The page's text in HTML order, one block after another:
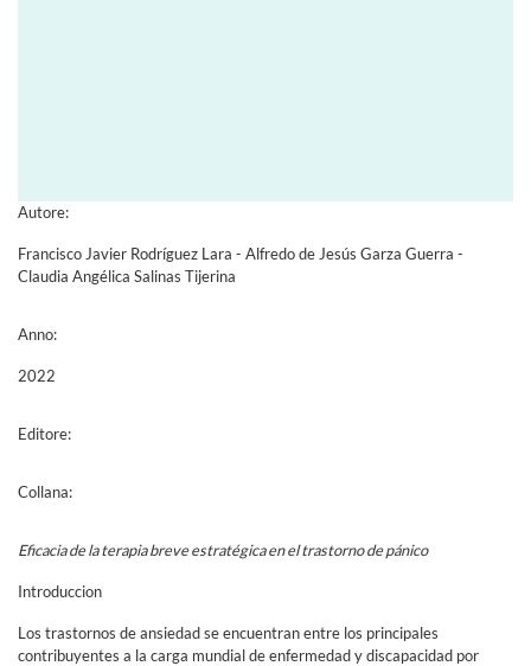
Autore:
Francisco Javier Rodríguez Lara - Alfredo de Jesús Garza Guerra -
Claudia Angélica Salinas Tijerina
Anno:
2022
Editore:
Collana:
Eficacia de la terapia breve estratégica en el trastorno de pánico
Introduccion
Los trastornos de ansiedad se encuentran entre los principales
contribuyentes a la carga mundial de enfermedad y discapacidad por